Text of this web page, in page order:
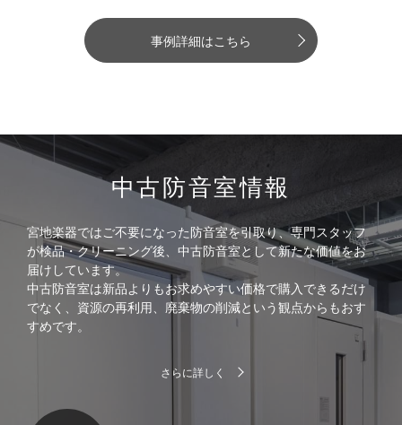
事例詳細はこちら
中古防音室情報
宮地楽器ではご不要になった防音室を引取り、専門スタッフ
が検品・クリーニング後、中古防音室として新たな価値をお
届けしています。
中古防音室は新品よりもお求めやすい価格で購入できるだけ
でなく、資源の再利用、廃棄物の削減という観点からもおす
すめです。
さらに詳しく